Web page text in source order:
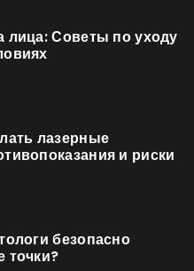
лица: Советы по уходу
лазерные
и риски
безопасно
точки?